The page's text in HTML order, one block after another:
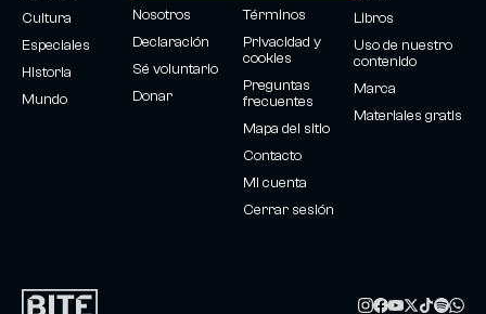
Cultura
Especiales
Historia
Mundo
Nosotros
Declaración
Sé voluntario
Donar
Términos
Privacidad y
cookies
Preguntas
frecuentes
Mapa del sitio
Contacto
Mi cuenta
Cerrar sesión
Libros
Uso de nuestro
contenido
Marca
Materiales gratis